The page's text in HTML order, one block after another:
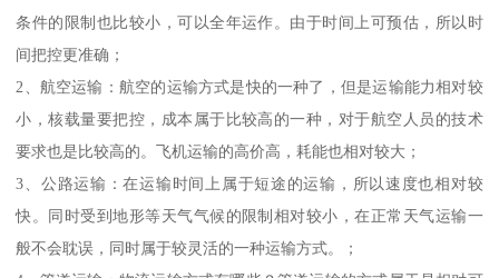
条件的限制也比较小，可以全年运作。由于时间上可预估，所以时
间把控更准确；
2、航空运输：航空的运输方式是快的一种了，但是运输能力相对较
小，核载量要把控，成本属于比较高的一种，对于航空人员的技术
要求也是比较高的。飞机运输的高价高，耗能也相对较大；
3、公路运输：在运输时间上属于短途的运输，所以速度也相对较
快。同时受到地形等天气气候的限制相对较小，在正常天气运输一
般不会耽误，同时属于较灵活的一种运输方式。；